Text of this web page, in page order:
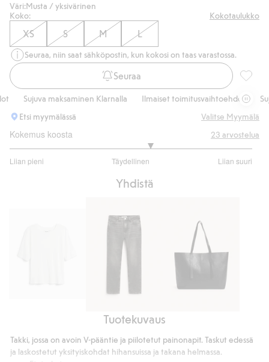
Väri:Musta / yksivärinen
Koko:
Kokotaulukko
XS S M L
Seuraa, niin saat sähköpostin, kun kokosi on taas varastossa.
Seuraa
Sujuva maksaminen Klarnalla Ilmaiset toimitusvaihtoehdot
Etsi myymälässä
Valitse Myymälä
Kokemus koosta
Liian pieni Täydellinen Liian suuri
/
23 arvostelua
Yhdistä
Straight
high
Nahkajäljitelmää
kassi
Tuotekuvaus
Takki, jossa on avoin V-pääntie ja piilotetut painonapit. Taskut edessä
ja laskostetut yksityiskohdat hihansuissa ja takana helmassa.